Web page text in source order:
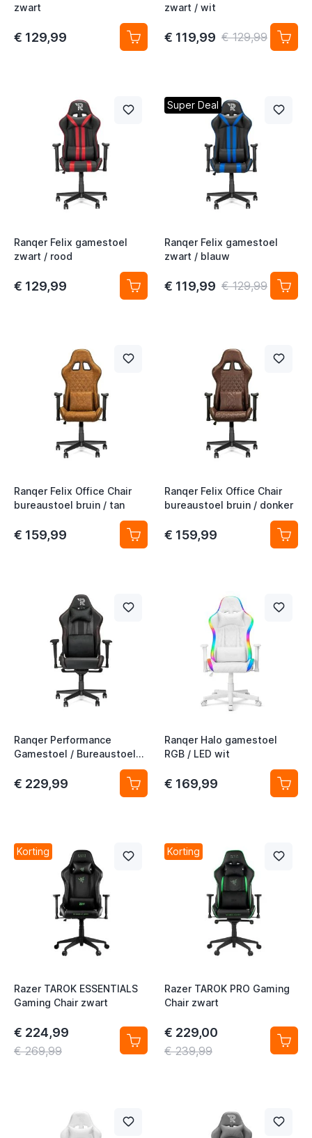
zwart
€ 129,99
zwart / wit
€ 119,99 € 129,99
Ranqer Felix gamestoel
zwart / rood
€ 129,99
Super Deal
Ranqer Felix gamestoel
zwart / blauw
€ 119,99 € 129,99
Ranqer Felix Office Chair
bureaustoel bruin / tan
€ 159,99
Ranqer Felix Office Chair
bureaustoel bruin / donker
€ 159,99
Ranqer Performance
Gamestoel / Bureaustoel
€ 229,99
Ranqer Halo gamestoel
RGB / LED wit
€ 169,99
Korting
Razer TAROK ESSENTIALS
Gaming Chair zwart
€ 224,99
€ 269,99
Korting
Razer TAROK PRO Gaming
Chair zwart
€ 229,00
€ 239,99